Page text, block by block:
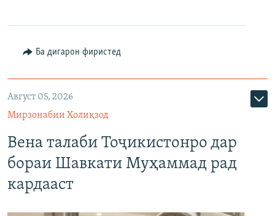
Ба дигарон фиристед
Август 05, 2026
Мирзонабии Холиқзод
Вена талаби Тоҷикистонро дар
бораи Шавкати Муҳаммад рад
кардааст